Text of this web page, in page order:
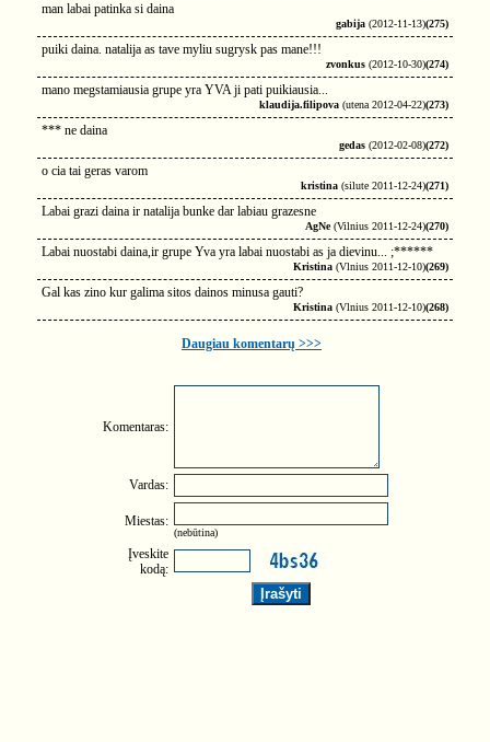
man labai patinka si daina
gabija (2012-11-13)(275)
puiki daina. natalija as tave myliu sugrysk pas mane!!!
zvonkus (2012-10-30)(274)
mano megstamiausia grupe yra YVA ji pati puikiausia...
klaudija.filipova (utena 2012-04-22)(273)
*** ne daina
gedas (2012-02-08)(272)
o cia tai geras varom
kristina (silute 2011-12-24)(271)
Labai grazi daina ir natalija bunke dar labiau grazesne
AgNe(Vilnius 2011-12-24)(270)
Labai nuostabi daina,ir grupe Yva yra labai nuostabi as ja dievinu... ;******
Kristina (Vlnius 2011-12-10)(269)
Gal kas zino kur galima sitos dainos minusa gauti?
Kristina (Vlnius 2011-12-10)(268)
Daugiau komentarų >>>
Komentaras:
Vardas:
Miestas:
(nebūtina)
Įveskite
kodą: